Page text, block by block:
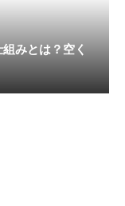
みとは？空く